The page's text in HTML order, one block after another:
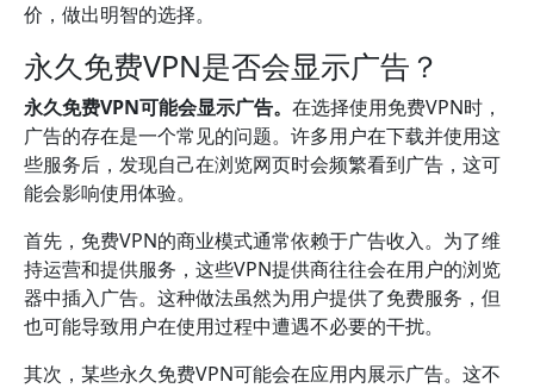
价，做出明智的选择。
永久免费VPN是否会显示广告？
永久免费VPN可能会显示广告。 在选择使用免费VPN时，
广告的存在是一个常见的问题。许多用户在下载并使用这
些服务后，发现自己在浏览网页时会频繁看到广告，这可
能会影响使用体验。
首先，免费VPN的商业模式通常依赖于广告收入。为了维
持运营和提供服务，这些VPN提供商往往会在用户的浏览
器中插入广告。这种做法虽然为用户提供了免费服务，但
也可能导致用户在使用过程中遭遇不必要的干扰。
其次，某些永久免费VPN可能会在应用内展示广告。这不